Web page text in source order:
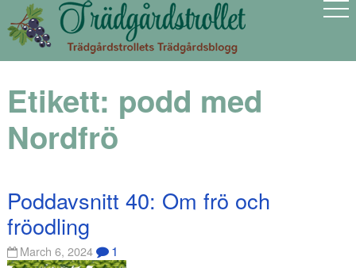
Etikett: podd med
Nordfrö
Poddavsnitt 40: Om frö och
fröodling
March 6, 2024 1